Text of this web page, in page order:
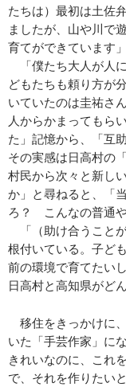
たちは）最初は土佐
ましたが、山や川で
育てができています」
「僕たち大人が人
どもたちも頼り方が
いていたのは圭祐さ
人からかまってもら
た」記憶から、「互
その実感は日高村の
村民から次々と新し
か」と尋ねると、「
ろ？ こんなの普通や
「（助け合うこと
根付いている。子ど
前の環境で育てたい
日高村と高知県がど
移住をきっかけに
いた「手芸作家」に
きれいなのに、これ
で、それを作りたい